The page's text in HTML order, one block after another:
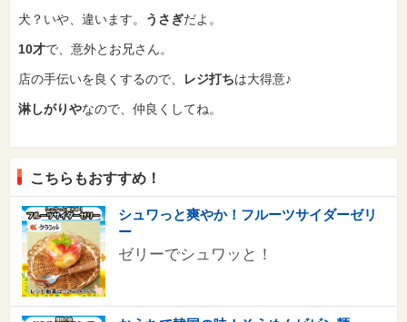
犬？いや、違います。 うさぎだよ。
10才で、意外とお兄さん。
店の手伝いを良くするので、 レジ打ちは大得意♪
淋しがりやなので、仲良くしてね。
こちらもおすすめ！
シュワっと爽やか！フルーツサイダーゼリ
ー
ゼリーでシュワッと！